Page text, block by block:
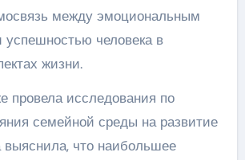
между эмоциональным
успешностью человека в
жизни.
провела исследования по
семейной среды на развитие
выяснила, что наибольшее